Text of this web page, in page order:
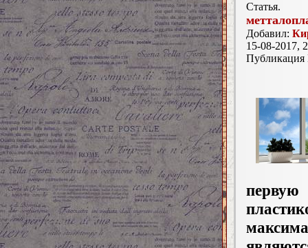
Статья.
Добавил:
15-08-2017,